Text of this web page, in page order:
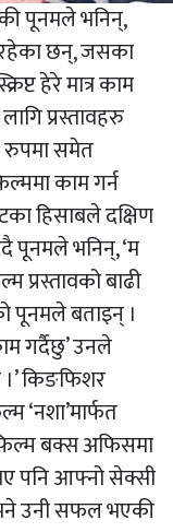
पूनमले भनिन्,
छन्, जसका
हेरे मात्र काम
प्रस्तावहरु
रुपमा समेत
काम गर्न
हिसाबले दक्षिण
पूनमले भनिन्, ‘म
प्रस्तावको बाढी
बताइन् ।
गर्दैछु’ उनले
किङफिशर
‘नशा’मार्फत
बक्स अफिसमा
पनि आफ्नो सेक्सी
उनी सफल भएकी